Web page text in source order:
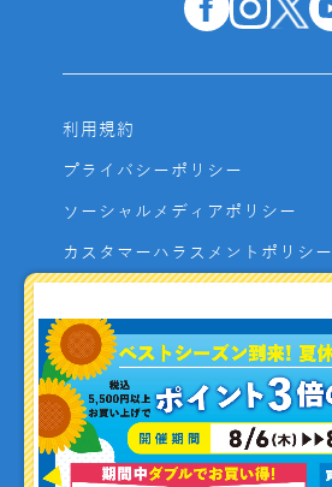
利用規約
プライバシーポリシー
ソーシャルメディアポリシー
カスタマーハラスメントポリシー
よくあるご質問
お問い合わせ
利用者資金の保全方法